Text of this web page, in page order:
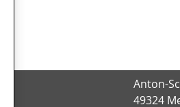
Anton-
49324